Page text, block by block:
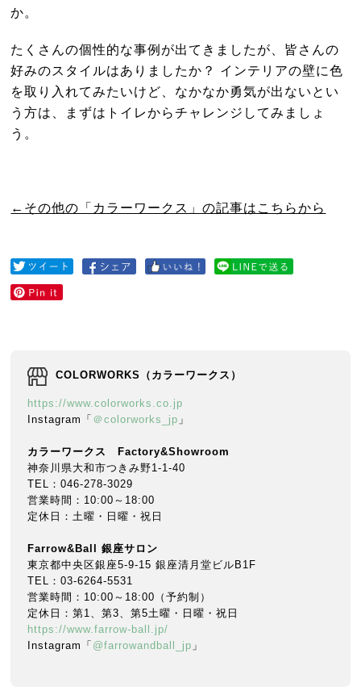
か。
たくさんの個性的な事例が出てきましたが、皆さんの
好みのスタイルはありましたか？ インテリアの壁に色
を取り入れてみたいけど、なかなか勇気が出ないとい
う方は、まずはトイレからチャレンジしてみましょ
う。
←その他の「カラーワークス」の記事はこちらから
COLORWORKS（カラーワークス）
https://www.colorworks.co.jp
Instagram「 ＠colorworks_jp 」
カラーワークス Factory&Showroom
神奈川県大和市つきみ野1-1-40
TEL：046-278-3029
営業時間：10:00～18:00
定休日：土曜・日曜・祝日
Farrow&Ball 銀座サロン
東京都中央区銀座5-9-15 銀座清月堂ビルB1F
TEL：03-6264-5531
営業時間：10:00～18:00（予約制）
定休日：第1、第3、第5土曜・日曜・祝日
https://www.farrow-ball.jp/
Instagram「 @farrowandball_jp 」